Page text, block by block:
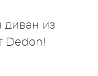
диван из
Dedon!